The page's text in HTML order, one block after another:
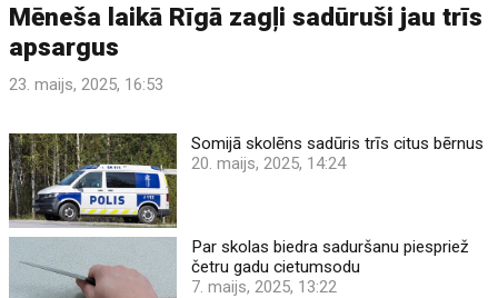
Mēneša laikā Rīgā zagļi sadūruši jau trīs
apsargus
23. maijs, 2025, 16:53
Somijā skolēns sadūris trīs citus bērnus
20. maijs, 2025, 14:24
Par skolas biedra saduršanu piespriež
četru gadu cietumsodu
7. maijs, 2025, 13:22